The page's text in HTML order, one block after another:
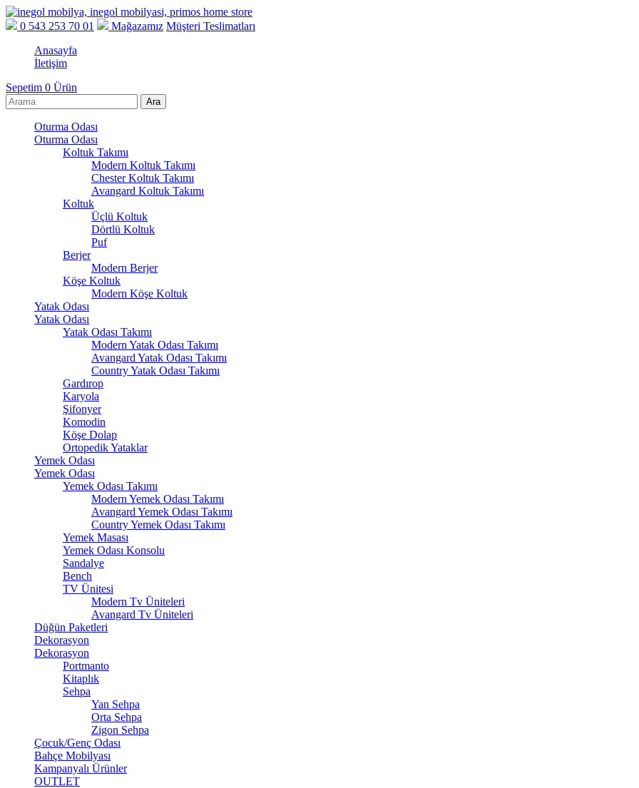
0 543 253 70 01 Mağazamız Müşteri Teslimatları
Anasayfa
İletişim
Sepetim 0 Ürün
Oturma Odası
Oturma Odası
Koltuk Takımı
Modern Koltuk Takımı
Chester Koltuk Takımı
Avangard Koltuk Takımı
Koltuk
Üçlü Koltuk
Dörtlü Koltuk
Puf
Berjer
Modern Berjer
Köşe Koltuk
Modern Köşe Koltuk
Yatak Odası
Yatak Odası
Yatak Odası Takımı
Modern Yatak Odası Takımı
Avangard Yatak Odası Takımı
Country Yatak Odası Takımı
Gardırop
Karyola
Şifonyer
Komodin
Köşe Dolap
Ortopedik Yataklar
Yemek Odası
Yemek Odası
Yemek Odası Takımı
Modern Yemek Odası Takımı
Avangard Yemek Odası Takımı
Country Yemek Odası Takımı
Yemek Masası
Yemek Odası Konsolu
Sandalye
Bench
TV Ünitesi
Modern Tv Üniteleri
Avangard Tv Üniteleri
Düğün Paketleri
Dekorasyon
Dekorasyon
Portmanto
Kitaplık
Sehpa
Yan Sehpa
Orta Sehpa
Zigon Sehpa
Çocuk/Genç Odası
Bahçe Mobilyası
Kampanyalı Ürünler
OUTLET